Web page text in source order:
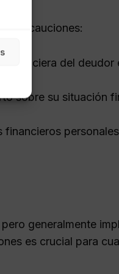
precauciones:
financiera del deudor
sobre su situación
financieros
pero generalmente
es crucial para